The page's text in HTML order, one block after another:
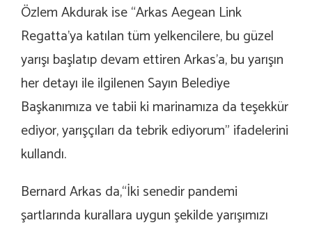
Özlem Akdurak ise “Arkas Aegean Link
Regatta’ya katılan tüm yelkencilere, bu güzel
yarışı başlatıp devam ettiren Arkas’a, bu yarışın
her detayı ile ilgilenen Sayın Belediye
Başkanımıza ve tabii ki marinamıza da teşekkür
ediyor, yarışçıları da tebrik ediyorum” ifadelerini
kullandı.
Bernard Arkas da,“İki senedir pandemi
şartlarında kurallara uygun şekilde yarışımızı